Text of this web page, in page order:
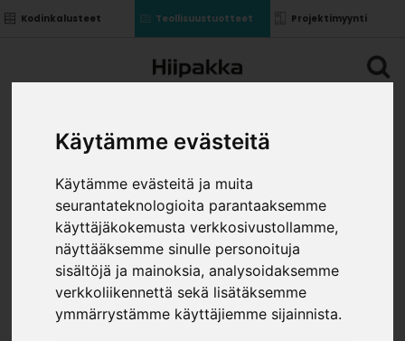
Käytämme evästeitä
Käytämme evästeitä ja muita
seurantateknologioita parantaaksemme
käyttäjäkokemusta verkkosivustollamme,
näyttääksemme sinulle personoituja
sisältöjä ja mainoksia, analysoidaksemme
verkkoliikennettä sekä lisätäksemme
ymmärrystämme käyttäjiemme sijainnista.
Kodinkalusteet Teollisuustuotteet Projektimyynti